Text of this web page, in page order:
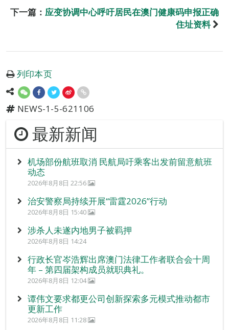
下一篇： 应变协调中心呼吁居民在澳门健康码申报正确
住址资料
列印本页
NEWS-1-5-621106
最新新闻
机场部份航班取消 民航局吁乘客出发前留意航班
动态
2026年8月8日 22:56
治安警察局持续开展“雷霆2026”行动
2026年8月8日 15:40
涉杀人未遂内地男子被羁押
2026年8月8日 14:24
行政长官岑浩辉出席澳门法律工作者联合会十周
年 – 第四届架构成员就职典礼。
2026年8月8日 12:04
谭伟文要求都更公司创新探索多元模式推动都市
更新工作
2026年8月8日 11:28